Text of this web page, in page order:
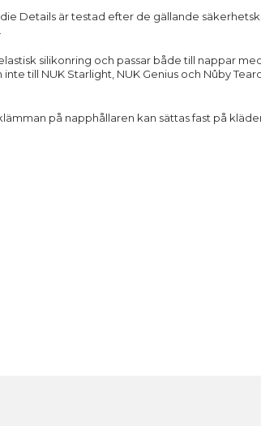
Details är testad efter de gällande
silikonring och passar både till nappar
till NUK Starlight, NUK Genius och Nûby
på napphållaren kan sättas fast på